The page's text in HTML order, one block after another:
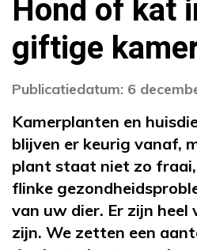
Hond of kat
giftige
Publicatiedatum: 6
Kamerplanten en
blijven er keurig vanaf,
plant staat niet zo
flinke
van uw dier. Er zijn
zijn. We zetten een